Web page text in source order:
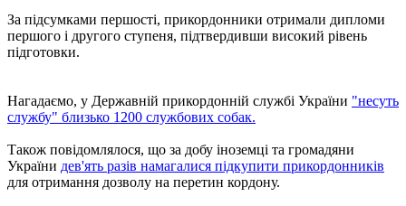
За підсумками першості, прикордонники отримали дипломи
першого і другого ступеня, підтвердивши високий рівень
підготовки.
Нагадаємо, у Державній прикордонній службі України "несуть
службу" близько 1200 службових собак.
Також повідомлялося, що за добу іноземці та громадяни
України дев'ять разів намагалися підкупити прикордонників
для отримання дозволу на перетин кордону.